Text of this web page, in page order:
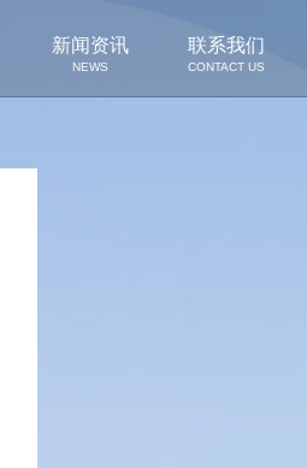
新闻资讯
NEWS
联系我们
CONTACT US